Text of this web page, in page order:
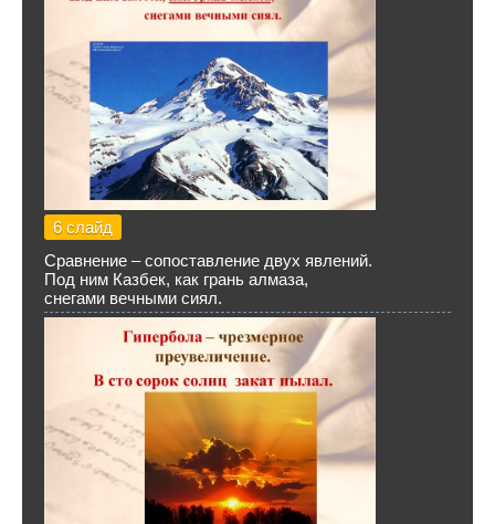
6 слайд
Сравнение – сопоставление двух явлений.
Под ним Казбек, как грань алмаза,
снегами вечными сиял.